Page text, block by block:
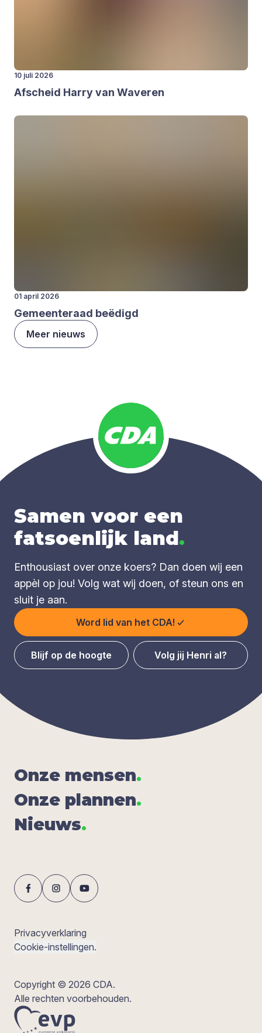
10 juli 2026
Afscheid Har­ry van Wave­ren
01 april 2026
Gemeen­te­raad beë­digd
Meer nieuws
Samen voor een
fatsoenlijk land.
Enthousiast over onze koers? Dan doen wij een
appèl op jou! Volg wat wij doen, of steun ons en
sluit je aan.
Word lid van het CDA!
Blijf op de hoogte Volg jij Henri al?
Onze men­sen.
Onze plan­nen.
Nieuws.
Privacyverklaring
Cookie-instellingen.
Copyright © 2026 CDA.
Alle rechten voorbehouden.